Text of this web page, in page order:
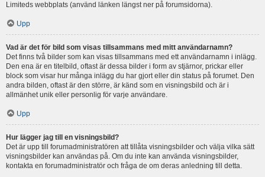
Limiteds webbplats (använd länken längst ner på forumsidorna).
Upp
Vad är det för bild som visas tillsammans med mitt användarnamn?
Det finns två bilder som kan visas tillsammans med ett användarnamn i inlägg.
Den ena är en titelbild, oftast är dessa bilder i form av stjärnor, prickar eller
block som visar hur många inlägg du har gjort eller din status på forumet. Den
andra bilden, oftast är den större, är känd som en visningsbild och är i
allmänhet unik eller personlig för varje användare.
Upp
Hur lägger jag till en visningsbild?
Det är upp till forumadministratören att tillåta visningsbilder och välja vilka sätt
visningsbilder kan användas på. Om du inte kan använda visningsbilder,
kontakta en forumadministratör och fråga de om deras anledning till detta.